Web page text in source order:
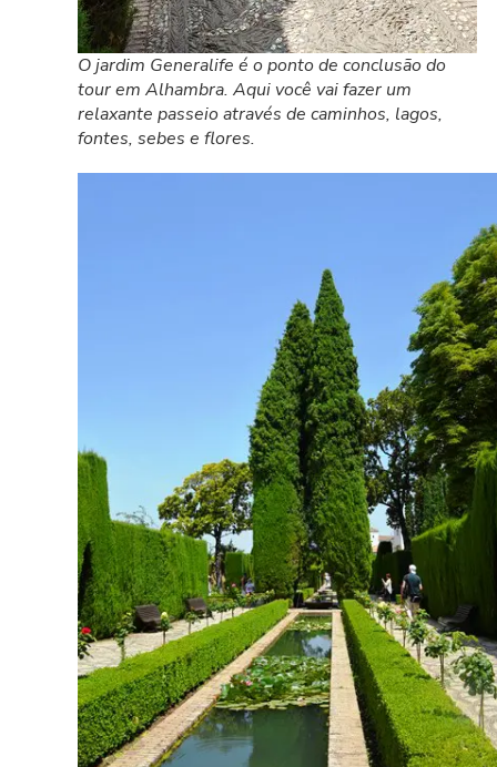
O jardim Generalife é o ponto de conclusão do
tour em Alhambra. Aqui você vai fazer um
relaxante passeio através de caminhos, lagos,
fontes, sebes e flores.